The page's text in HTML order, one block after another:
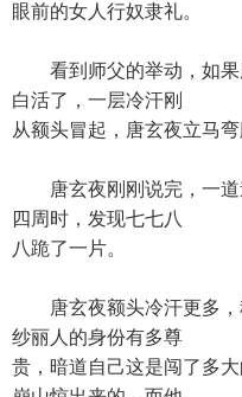
眼前的女人行奴隶礼。
看到师父的举动，如果
白活了，一层冷汗刚
从额头冒起，唐玄夜立马
唐玄夜刚刚说完，一道
四周时，发现七七八
八跪了一片。
唐玄夜额头冷汗更多，
纱丽人的身份有多尊
贵，暗道自己这是闯了多